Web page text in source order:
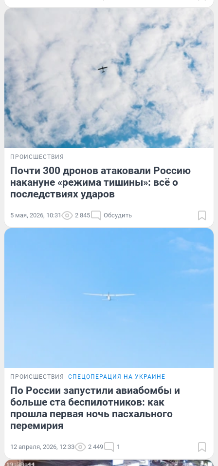
ПРОИСШЕСТВИЯ
Почти 300 дронов атаковали Россию
накануне «режима тишины»: всё о
последствиях ударов
5 мая, 2026, 10:31 2 845 Обсудить
ПРОИСШЕСТВИЯ СПЕЦОПЕРАЦИЯ НА УКРАИНЕ
По России запустили авиабомбы и
больше ста беспилотников: как
прошла первая ночь пасхального
перемирия
12 апреля, 2026, 12:33 2 449 1